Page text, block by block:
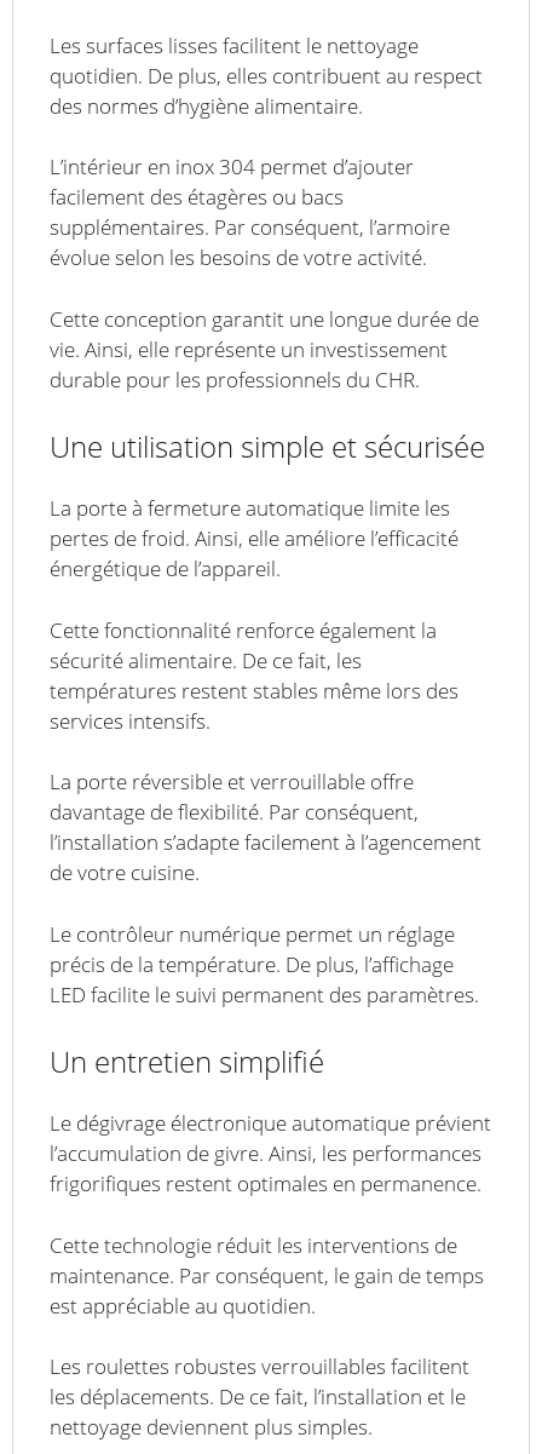
Les surfaces lisses facilitent le nettoyage
quotidien. De plus, elles contribuent au respect
des normes d’hygiène alimentaire.
L’intérieur en inox 304 permet d’ajouter
facilement des étagères ou bacs
supplémentaires. Par conséquent, l’armoire
évolue selon les besoins de votre activité.
Cette conception garantit une longue durée de
vie. Ainsi, elle représente un investissement
durable pour les professionnels du CHR.
Une utilisation simple et sécurisée
La porte à fermeture automatique limite les
pertes de froid. Ainsi, elle améliore l’efficacité
énergétique de l’appareil.
Cette fonctionnalité renforce également la
sécurité alimentaire. De ce fait, les
températures restent stables même lors des
services intensifs.
La porte réversible et verrouillable offre
davantage de flexibilité. Par conséquent,
l’installation s’adapte facilement à l’agencement
de votre cuisine.
Le contrôleur numérique permet un réglage
précis de la température. De plus, l’affichage
LED facilite le suivi permanent des paramètres.
Un entretien simplifié
Le dégivrage électronique automatique prévient
l’accumulation de givre. Ainsi, les performances
frigorifiques restent optimales en permanence.
Cette technologie réduit les interventions de
maintenance. Par conséquent, le gain de temps
est appréciable au quotidien.
Les roulettes robustes verrouillables facilitent
les déplacements. De ce fait, l’installation et le
nettoyage deviennent plus simples.